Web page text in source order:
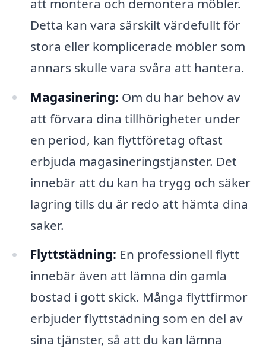
att montera och demontera möbler.
Detta kan vara särskilt värdefullt för
stora eller komplicerade möbler som
annars skulle vara svåra att hantera.
Magasinering: Om du har behov av
att förvara dina tillhörigheter under
en period, kan flyttföretag oftast
erbjuda magasineringstjänster. Det
innebär att du kan ha trygg och säker
lagring tills du är redo att hämta dina
saker.
Flyttstädning: En professionell flytt
innebär även att lämna din gamla
bostad i gott skick. Många flyttfirmor
erbjuder flyttstädning som en del av
sina tjänster, så att du kan lämna